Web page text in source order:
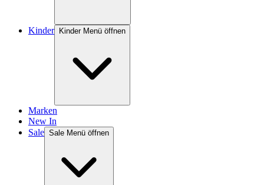
Kinder Kinder Menü öffnen
Marken
New In
Sale Sale Menü öffnen